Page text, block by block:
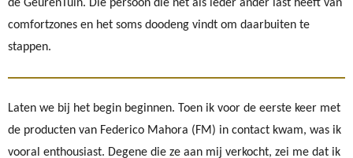
de GeurenTuin. Die persoon die net als ieder ander last heeft van
comfortzones en het soms doodeng vindt om daarbuiten te
stappen.
Laten we bij het begin beginnen. Toen ik voor de eerste keer met
de producten van Federico Mahora (FM) in contact kwam, was ik
vooral enthousiast. Degene die ze aan mij verkocht, zei me dat ik